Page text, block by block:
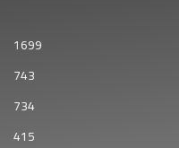
1699
743
734
415